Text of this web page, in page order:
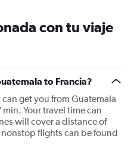
con tu viaje
to Francia?
get you from Guatemala
Your travel time can
will cover a distance of
flights can be found